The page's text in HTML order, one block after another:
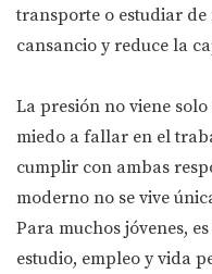
transporte o estudiar de
cansancio y reduce la
La presión no viene
miedo a fallar en el
cumplir con ambas
moderno no se vive
Para muchos jóvenes,
estudio, empleo y vida